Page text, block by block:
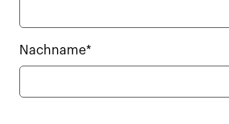
Nachname*